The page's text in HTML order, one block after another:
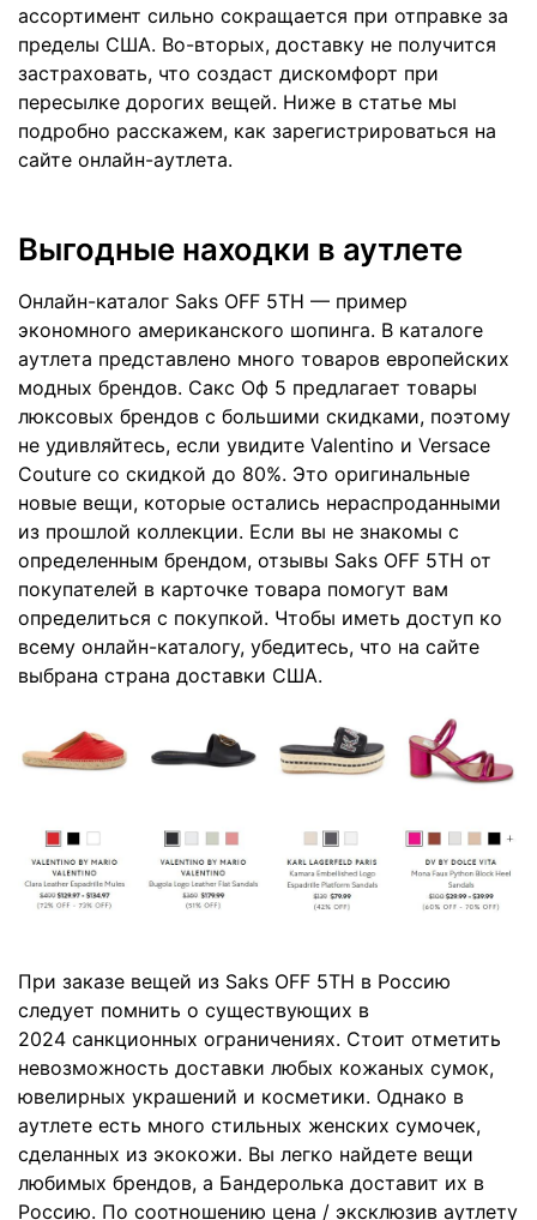
ассортимент сильно сокращается при отправке за
пределы США. Во-вторых, доставку не получится
застраховать, что создаст дискомфорт при
пересылке дорогих вещей. Ниже в статье мы
подробно расскажем, как зарегистрироваться на
сайте онлайн-аутлета.
Выгодные находки в аутлете
Онлайн-каталог Saks OFF 5TH — пример
экономного американского шопинга. В каталоге
аутлета представлено много товаров европейских
модных брендов. Сакс Оф 5 предлагает товары
люксовых брендов с большими скидками, поэтому
не удивляйтесь, если увидите Valentino и Versace
Couture со скидкой до 80%. Это оригинальные
новые вещи, которые остались нераспроданными
из прошлой коллекции. Если вы не знакомы с
определенным брендом, отзывы Saks OFF 5TH от
покупателей в карточке товара помогут вам
определиться с покупкой. Чтобы иметь доступ ко
всему онлайн-каталогу, убедитесь, что на сайте
выбрана страна доставки США.
При заказе вещей из Saks OFF 5TH в Россию
следует помнить о существующих в
2024 санкционных ограничениях. Стоит отметить
невозможность доставки любых кожаных сумок,
ювелирных украшений и косметики. Однако в
аутлете есть много стильных женских сумочек,
сделанных из экокожи. Вы легко найдете вещи
любимых брендов, а Бандеролька доставит их в
Россию. По соотношению цена / эксклюзив аутлету